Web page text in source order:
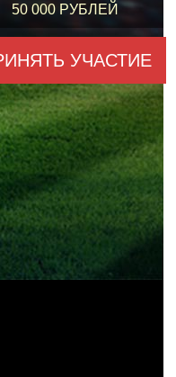
50 000 РУБЛЕЙ
УЧАСТИЕ